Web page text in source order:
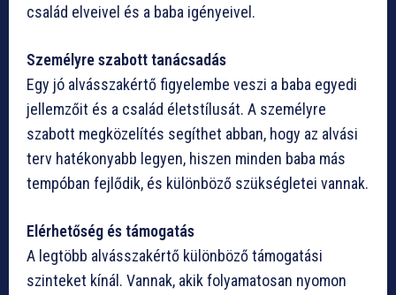
család elveivel és a baba igényeivel.
Személyre szabott tanácsadás
Egy jó alvásszakértő figyelembe veszi a baba egyedi
jellemzőit és a család életstílusát. A személyre
szabott megközelítés segíthet abban, hogy az alvási
terv hatékonyabb legyen, hiszen minden baba más
tempóban fejlődik, és különböző szükségletei vannak.
Elérhetőség és támogatás
A legtöbb alvásszakértő különböző támogatási
szinteket kínál. Vannak, akik folyamatosan nyomon